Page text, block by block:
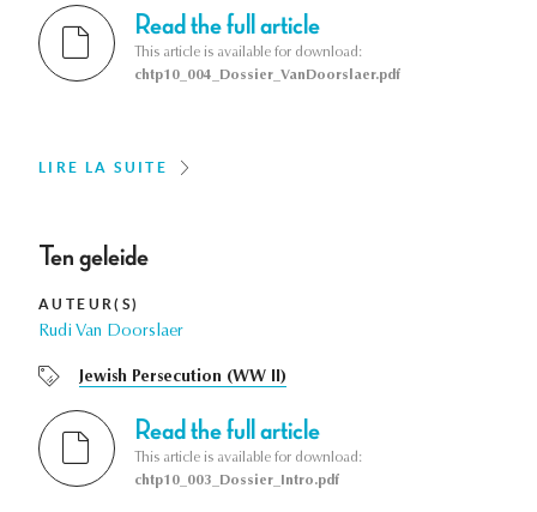
Read the full article
This article is available for download:
chtp10_004_Dossier_VanDoorslaer.pdf
LIRE LA SUITE
Ten geleide
AUTEUR(S)
Rudi Van Doorslaer
Jewish Persecution (WW II)
Read the full article
This article is available for download:
chtp10_003_Dossier_Intro.pdf